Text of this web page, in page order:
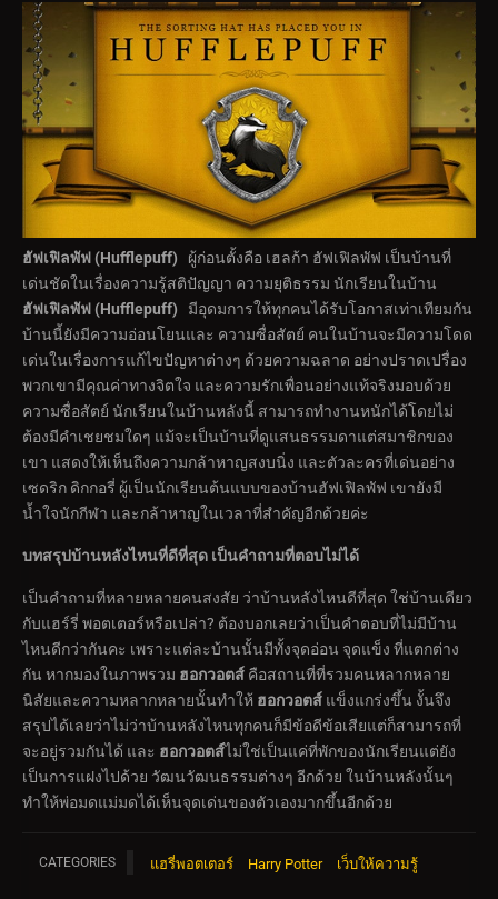
ฮัฟเฟิลพัฟ (Hufflepuff)
ผู้ก่อนตั้งคือ เฮลก้า ฮัฟเฟิลพัฟ เป็นบ้านที่
เด่นชัดในเรื่องความรู้สติปัญญา ความยุติธรรม นักเรียนในบ้าน
ฮัฟเฟิลพัฟ (Hufflepuff)
มีอุดมการให้ทุกคนได้รับโอกาสเท่าเทียมกัน
บ้านนี้ยังมีความอ่อนโยนและ ความซื่อสัตย์ คนในบ้านจะมีความโดด
เด่นในเรื่องการแก้ไขปัญหาต่างๆ ด้วยความฉลาด อย่างปราดเปรื่อง
พวกเขามีคุณค่าทางจิตใจ และความรักเพื่อนอย่างแท้จริงมอบด้วย
ความซื่อสัตย์ นักเรียนในบ้านหลังนี้ สามารถทำงานหนักได้โดยไม่
ต้องมีคำเชยชมใดๆ แม้จะเป็นบ้านที่ดูแสนธรรมดาแต่สมาชิกของ
เขา แสดงให้เห็นถึงความกล้าหาญสงบนิ่ง และตัวละครที่เด่นอย่าง
เซดริก ดิกกอรี่ ผู้เป็นนักเรียนต้นแบบของบ้านฮัฟเฟิลพัฟ เขายังมี
น้ำใจนักกีฬา และกล้าหาญในเวลาที่สำคัญอีกด้วยค่ะ
บทสรุปบ้านหลังไหนที่ดีที่สุด เป็นคำถามที่ตอบไม่ได้
เป็นคำถามที่หลายหลายคนสงสัย ว่าบ้านหลังไหนดีที่สุด ใช่บ้านเดียว
กับแฮร์รี่ พอตเตอร์หรือเปล่า? ต้องบอกเลยว่าเป็นคำตอบที่ไม่มีบ้าน
ไหนดีกว่ากันคะ เพราะแต่ละบ้านนั้นมีทั้งจุดอ่อน จุดแข็ง ที่แตกต่าง
กัน หากมองในภาพรวม ฮอกวอตส์ คือสถานที่ที่รวมคนหลากหลาย
นิสัยและความหลากหลายนั้นทำให้ ฮอกวอตส์ แข็งแกร่งขึ้น งั้นจึง
สรุปได้เลยว่าไม่ว่าบ้านหลังไหนทุกคนก็มีข้อดีข้อเสียแต่ก็สามารถที่
จะอยู่รวมกันได้ และ ฮอกวอตส์ไม่ใช่เป็นแค่ที่พักของนักเรียนแต่ยัง
เป็นการแฝงไปด้วย วัฒนวัฒนธรรมต่างๆ อีกด้วย ในบ้านหลังนั้นๆ
ทำให้พ่อมดแม่มดได้เห็นจุดเด่นของตัวเองมากขึ้นอีกด้วย
CATEGORIES แฮรี่พอตเตอร์ Harry Potter เว็บให้ความรู้